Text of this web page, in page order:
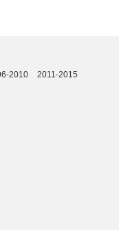
2010
2011-2015